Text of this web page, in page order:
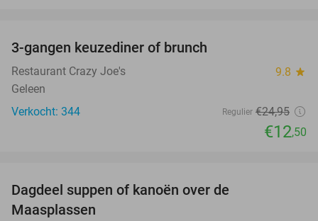
3-gangen keuzediner of brunch
Restaurant Crazy Joe's 9.8 star
Geleen
Verkocht: 344
Regulier €24,95
€12,50
Dagdeel suppen of kanoën over de
Maasplassen